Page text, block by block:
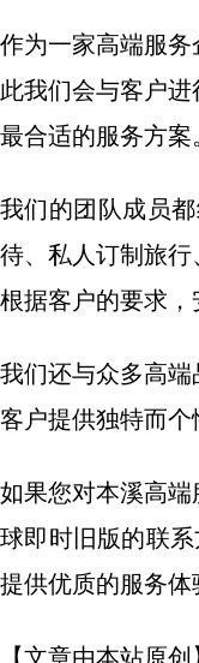
作为一家高端服
此我们会与客户
最合适的服务方案
我们的团队成员
待、私人订制旅
根据客户的要求
我们还与众多高
客户提供独特而
如果您对本溪高
球即时旧版的联
提供优质的服务体
【文章由本站原创